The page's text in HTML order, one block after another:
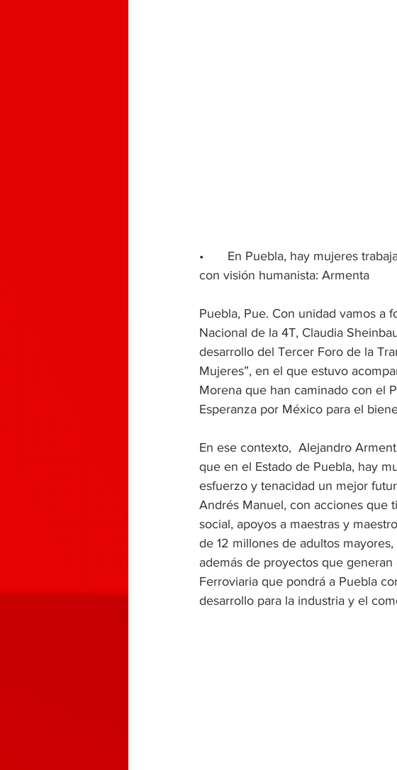
•	En Puebla, hay mujeres trabajadoras que construyen con esfuerzo y tenacidad un futuro
con visión humanista: Armenta
Puebla, Pue. Con unidad vamos a
Nacional de la 4T, Claudia
desarrollo del Tercer Foro de la
Mujeres”, en el que estuvo
Morena que han caminado con el
Esperanza por México para el
En ese contexto,  Alejandro
que en el Estado de Puebla, hay
esfuerzo y tenacidad un mejor
Andrés Manuel, con acciones que
social, apoyos a maestras y
de 12 millones de adultos
además de proyectos que
Ferroviaria que pondrá a Puebla
desarrollo para la industria y el